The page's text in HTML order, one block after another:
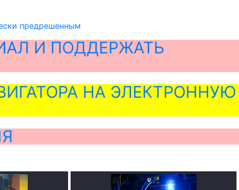
предрешенным
И ПОДДЕРЖАТЬ
НА ЭЛЕКТРОННУЮ